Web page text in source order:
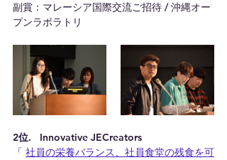
副賞：マレーシア国際交流ご招待 / 沖縄オー
プンラボラトリ
2位.   Innovative JECreators
「 社員の栄養バランス、社員食堂の残食を可